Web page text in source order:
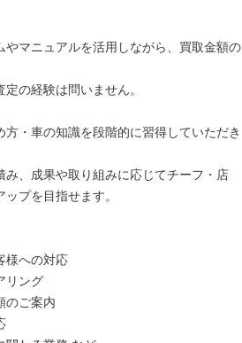
マニュアルを活用しながら、買取金額の
の経験は問いません。
・車の知識を段階的に習得していただき
み、成果や取り組みに応じてチーフ・店
プを目指せます。
様への対応
リング
のご案内